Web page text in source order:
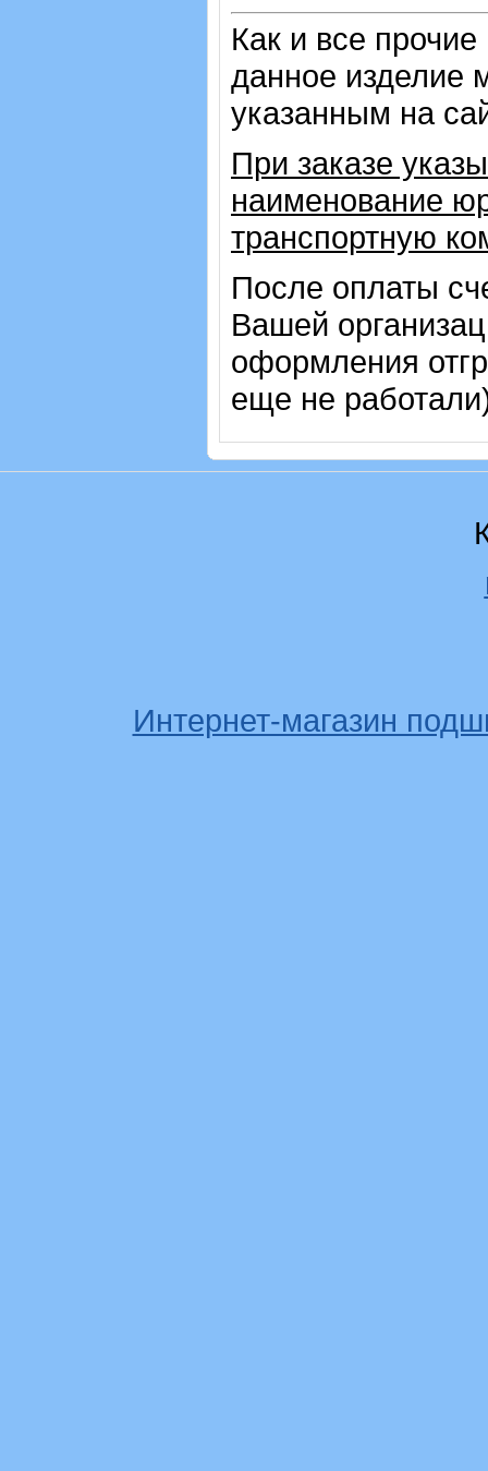
Как и все
данное изделие
указанным на
При заказе
наименование
транспортную
После оплаты
Вашей
оформления
еще не
Интернет-магазин